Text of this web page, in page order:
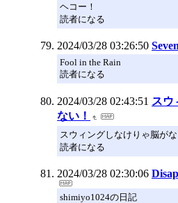
ヘコー！
読者になる
2024/03/28 03:26:50
Fool in the Rain
読者になる
2024/03/28 02:43:51 スウ
ない！
スウィングしなけりゃ脳がな
読者になる
2024/03/28 02:30:06
shimiyo1024の日記